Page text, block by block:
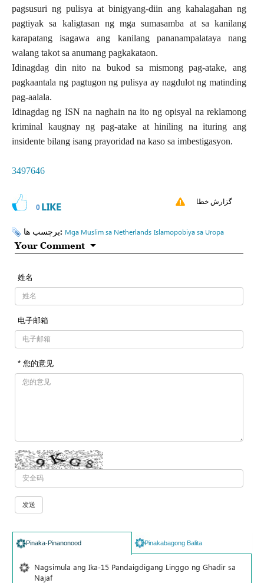
pagsusuri ng pulisya at binigyang-diin ang kahalagahan ng
pagtiyak sa kaligtasan ng mga sumasamba at sa kanilang
karapatang isagawa ang kanilang pananampalataya nang
walang takot sa anumang pagkakataon.
Idinagdag din nito na bukod sa mismong pag-atake, ang
pagkaantala ng pagtugon ng pulisya ay nagdulot ng matinding
pag-aalala.
Idinagdag ng ISN na naghain na ito ng opisyal na reklamong
kriminal kaugnay ng pag-atake at hiniling na ituring ang
insidente bilang isang prayoridad na kaso sa imbestigasyon.
3497646
0 LIKE گزارش خطا
برچسب ها: Mga Muslim sa Netherlands Islamopobiya sa Uropa
Your Comment
姓名
电子邮箱
* 您的意见
Pinaka-Pinanonood Pinakabagong Balita
Nagsimula ang Ika-15 Pandaigdigang Linggo ng Ghadir sa
Najaf